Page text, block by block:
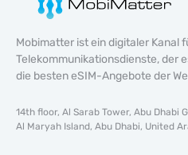
Mobimatter ist ein digitaler Kanal
Telekommunikationsdienste, der
die besten eSIM-Angebote der
14th floor, Al Sarab Tower, Abu Dhabi
Al Maryah Island, Abu Dhabi, United